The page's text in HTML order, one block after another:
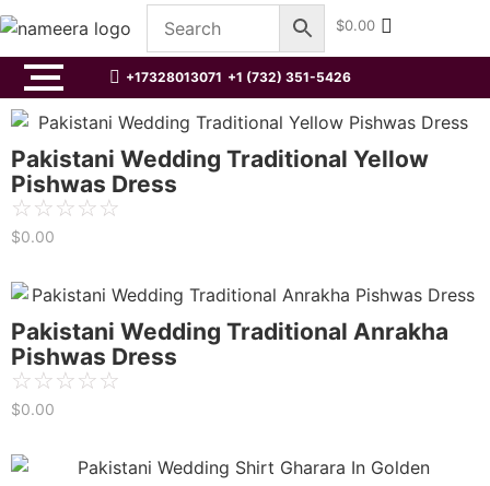
$0.00
+17328013071 +1 (732) 351-5426
Pakistani Wedding Traditional Yellow
Pishwas Dress
☆☆☆☆☆
$0.00
Pakistani Wedding Traditional Anrakha
Pishwas Dress
☆☆☆☆☆
$0.00